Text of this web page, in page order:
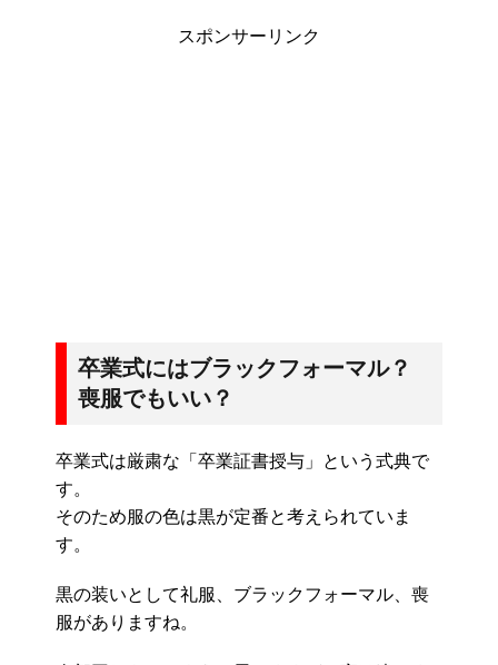
スポンサーリンク
卒業式にはブラックフォーマル？
喪服でもいい？
卒業式は厳粛な「卒業証書授与」という式典で
す。
そのため服の色は黒が定番と考えられていま
す。
黒の装いとして礼服、ブラックフォーマル、喪
服がありますね。